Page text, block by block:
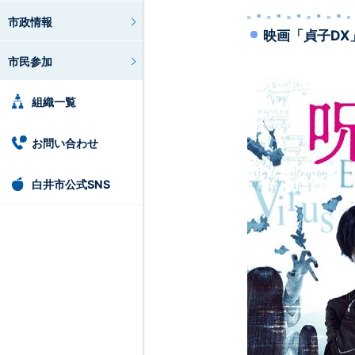
市政情報
市民参加
組織一覧
お問い合わせ
白井市公式SNS
映画「貞子DX